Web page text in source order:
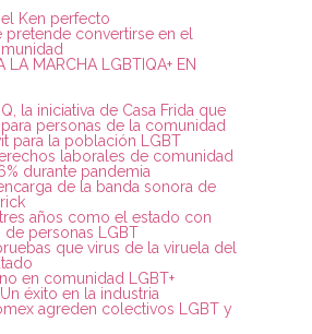
Ken perfecto
pretende convertirse en el
LA MARCHA LGBTIQA+ EN
la iniciativa de Casa Frida que
personas de la comunidad
para la población LGBT
laborales de comunidad
durante pandemia
de la banda sonora de
años como el estado con
de personas LGBT
que virus de la viruela del
en comunidad LGBT+
éxito en la industria
agreden colectivos LGBT y